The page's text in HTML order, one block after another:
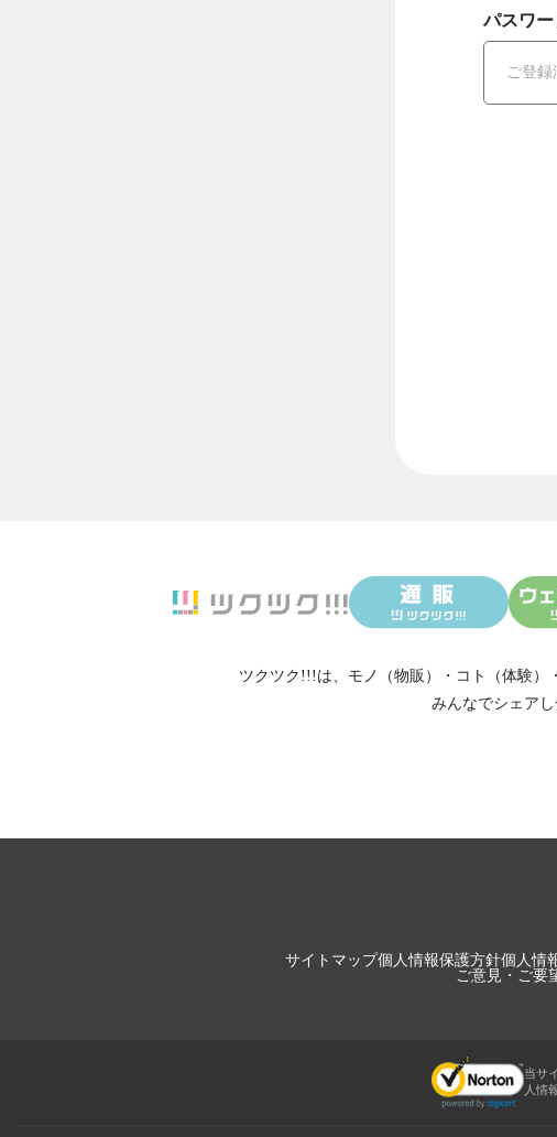
パスワー
ツクツク!!!は、 モノ（物販） ・ コト（体験） ・
みんなでシェアし
サイトマップ個人情報保護方針個人情
ご意見・ご要
当サ
人情